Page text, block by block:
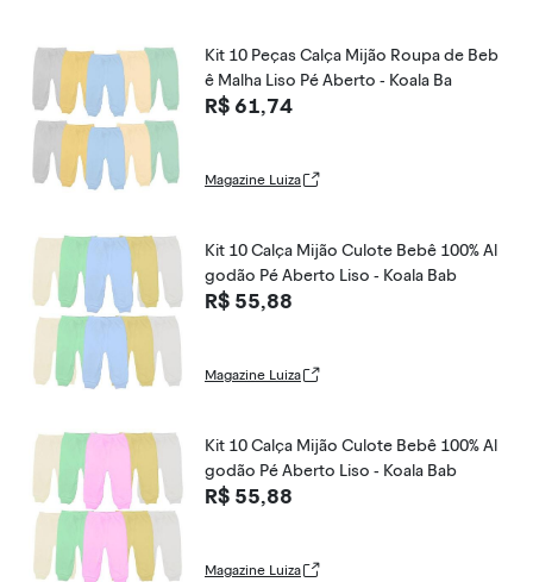
Kit 10 Peças Calça Mijão Roupa de Beb
ê Malha Liso Pé Aberto - Koala Ba
R$ 61,74
Magazine Luiza
Kit 10 Calça Mijão Culote Bebê 100% Al
godão Pé Aberto Liso - Koala Bab
R$ 55,88
Magazine Luiza
Kit 10 Calça Mijão Culote Bebê 100% Al
godão Pé Aberto Liso - Koala Bab
R$ 55,88
Magazine Luiza